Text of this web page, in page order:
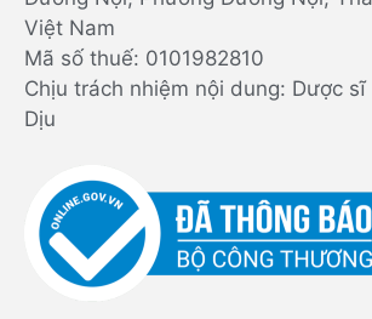
Việt Nam
Mã số thuế: 0101982810
Chịu trách nhiệm nội dung: Dược sĩ
Dịu